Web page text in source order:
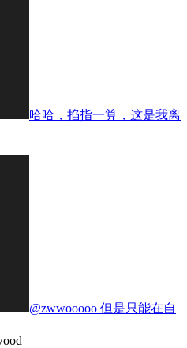
哈哈，掐指一算，这是我离
@zwwooooo 但是只能在自